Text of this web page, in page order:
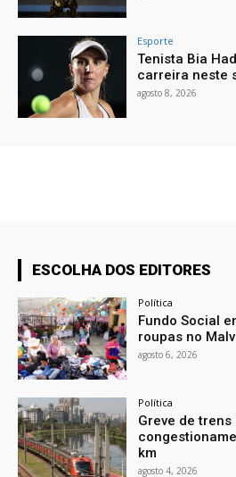
Esporte
Tenista Bia
carreira neste
agosto 8, 2026
ESCOLHA DOS EDITORES
Política
Fundo Social
roupas no
agosto 6, 2026
Política
Greve de trens
km
agosto 4, 2026